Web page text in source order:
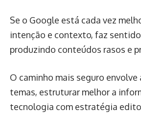
Se o Google está cada vez
intenção e contexto, faz
produzindo conteúdos rasos e
O caminho mais seguro
temas, estruturar melhor a
tecnologia com estratégia